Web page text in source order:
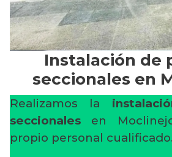
Instalación de
seccionales en
Realizamos la
seccionales en
propio personal